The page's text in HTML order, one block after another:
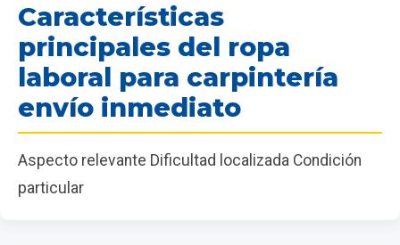
Características
principales del ropa
laboral para carpintería
envío inmediato
Aspecto relevante Dificultad localizada Condición
particular